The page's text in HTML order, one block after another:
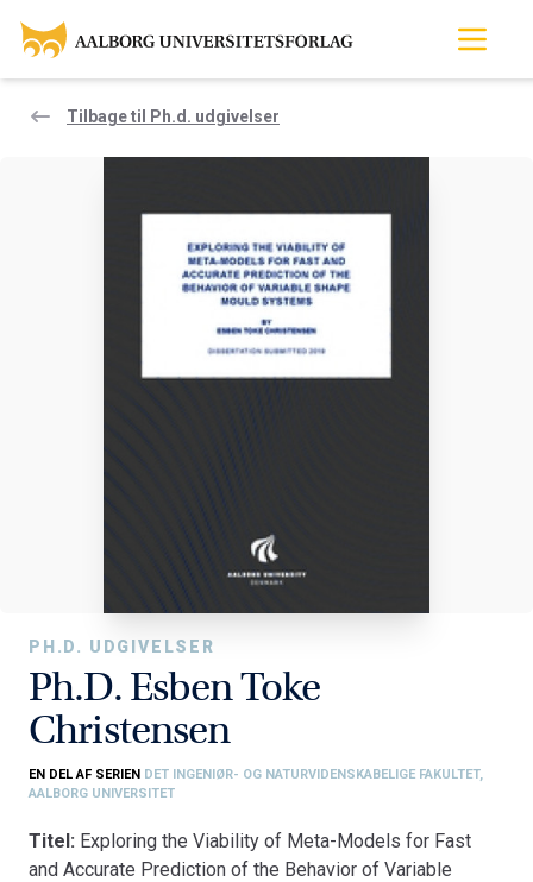
Tilbage til Ph.d. udgivelser
PH.D. UDGIVELSER
Ph.D. Esben Toke
Christensen
EN DEL AF SERIEN DET INGENIØR- OG NATURVIDENSKABELIGE FAKULTET,
AALBORG UNIVERSITET
Titel: Exploring the Viability of Meta-Models for Fast
and Accurate Prediction of the Behavior of Variable